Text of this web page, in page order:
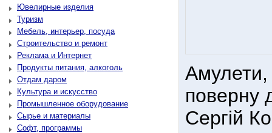
Ювелирные изделия
Туризм
Мебель, интерьер, посуда
Строительство и ремонт
Реклама и Интернет
Продукты питания, алкоголь
Отдам даром
Культура и искусство
Промышленное оборудование
Сырье и материалы
Софт, программы
Амулети,
поверну
Сергій